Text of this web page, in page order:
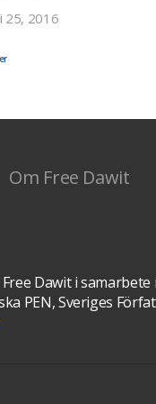
25, 2016
Om Free Dawit
Dawit i
PEN, Sveriges